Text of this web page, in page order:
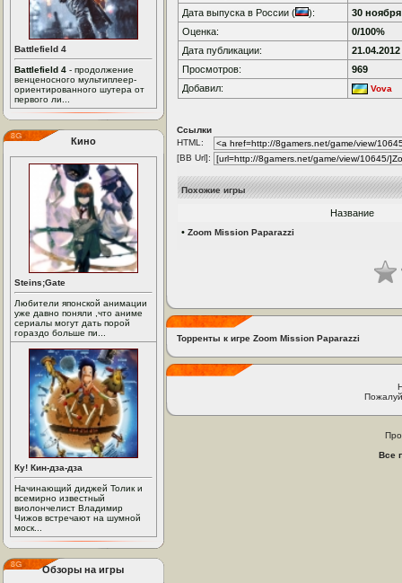
Battlefield 4
Battlefield 4 - продолжение
венценосного мультиплеер-
ориентированного шутера от
первого ли...
Кино
Steins;Gate
Любители японской анимации
уже давно поняли ,что аниме
сериалы могут дать порой
гораздо больше пи...
Ку! Кин-дза-дза
Начинающий диджей Толик и
всемирно известный
виолончелист Владимир
Чижов встречают на шумной
моск...
Обзоры на игры
Дата выпуска в России (
):
30 ноября
Оценка:
0/100%
Дата публикации:
21.04.2012
Просмотров:
969
Добавил:
Vova
Ссылки
HTML:
[BB Url]:
Похожие игры
Название
• Zoom Mission Paparazzi
Торренты к игре Zoom Mission Paparazzi
Все